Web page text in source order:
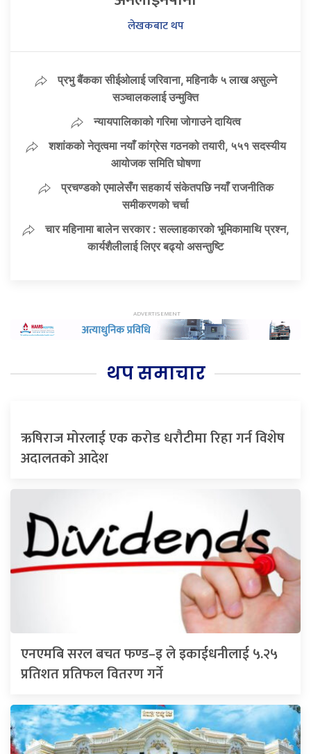
लेखकबाट थप
प्रभु बैंकका सीईओलाई जरिवाना, महिनाकै ५ लाख असुल्ने
सञ्चालकलाई उन्मुक्ति
न्यायपालिकाको गरिमा जोगाउने दायित्व
शशांकको नेतृत्वमा नयाँ कांग्रेस गठनको तयारी, ५५१ सदस्यीय
आयोजक समिति घोषणा
प्रचण्डको एमालेसँग सहकार्य संकेतपछि नयाँ राजनीतिक
समीकरणको चर्चा
चार महिनामा बालेन सरकार : सल्लाहकारको भूमिकामाथि प्रश्न,
कार्यशैलीलाई लिएर बढ्यो असन्तुष्टि
थप समाचार
ऋषिराज मोरलाई एक करोड धरौटीमा रिहा गर्न विशेष
अदालतको आदेश
एनएमबि सरल बचत फण्ड–इ ले इकाईधनीलाई ५.२५
प्रतिशत प्रतिफल वितरण गर्ने